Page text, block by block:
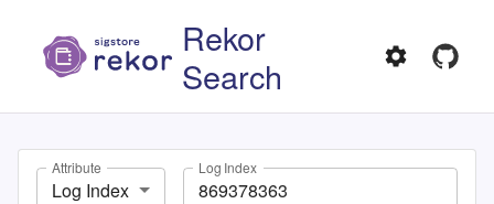
Rekor
Search
Attribute
Log Index
Log Index